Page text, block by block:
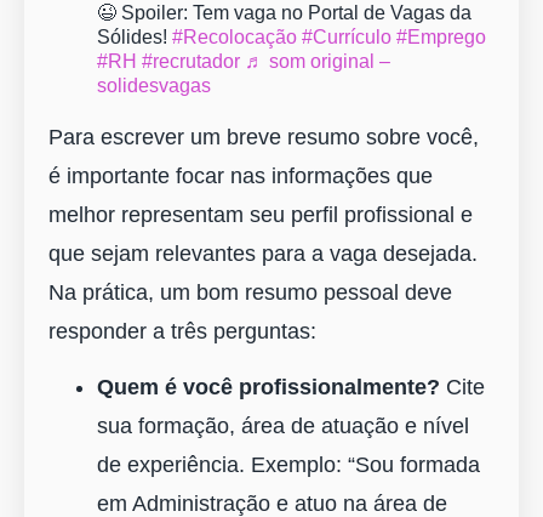
😉 Spoiler: Tem vaga no Portal de Vagas da
Sólides! #Recolocação #Currículo #Emprego
#RH #recrutador ♬ som original –
solidesvagas
Para escrever um breve resumo sobre você,
é importante focar nas informações que
melhor representam seu perfil profissional e
que sejam relevantes para a vaga desejada.
Na prática, um bom resumo pessoal deve
responder a três perguntas:
Quem é você profissionalmente? Cite
sua formação, área de atuação e nível
de experiência. Exemplo: “Sou formada
em Administração e atuo na área de